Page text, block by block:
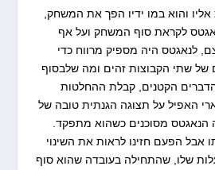
אליו והוא במו ידיו הפך את המשחק,
לקראת סוף המשחק ועל אף
לנאגטס היה מספיק מרווח כדי
של שתי הקבוצות זהים ומה שלבסוף
הקטנים, קבלת ההחלטות
האפיל על תצוגה הגנתית טובה של
הנאגטס מסוכנים כשהוא מתפקד.
אבל הפעם חזינו לראות את השינוי
שלו, שהתחילה בעובדה שהוא סוף